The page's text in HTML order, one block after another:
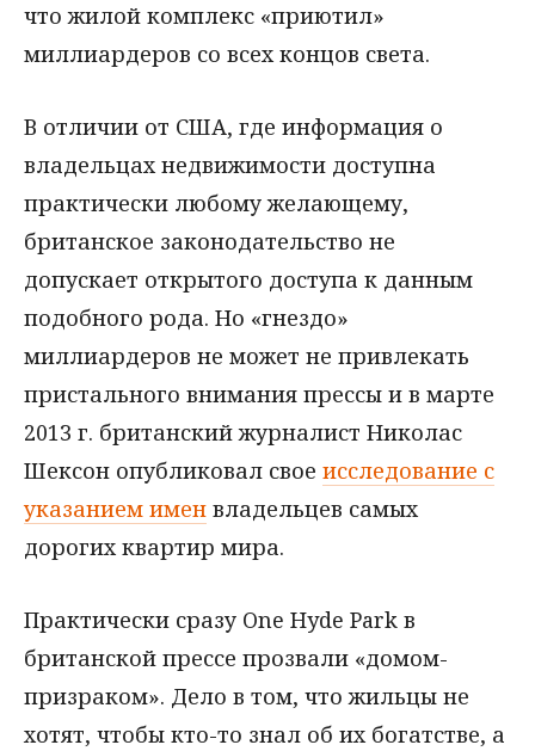
что жилой комплекс «приютил»
миллиардеров со всех концов света.
В отличии от США, где информация о
владельцах недвижимости доступна
практически любому желающему,
британское законодательство не
допускает открытого доступа к данным
подобного рода. Но «гнездо»
миллиардеров не может не привлекать
пристального внимания прессы и в марте
2013 г. британский журналист Николас
Шексон опубликовал свое исследование с
указанием имен владельцев самых
дорогих квартир мира.
Практически сразу One Hyde Park в
британской прессе прозвали «домом-
призраком». Дело в том, что жильцы не
хотят, чтобы кто-то знал об их богатстве, а